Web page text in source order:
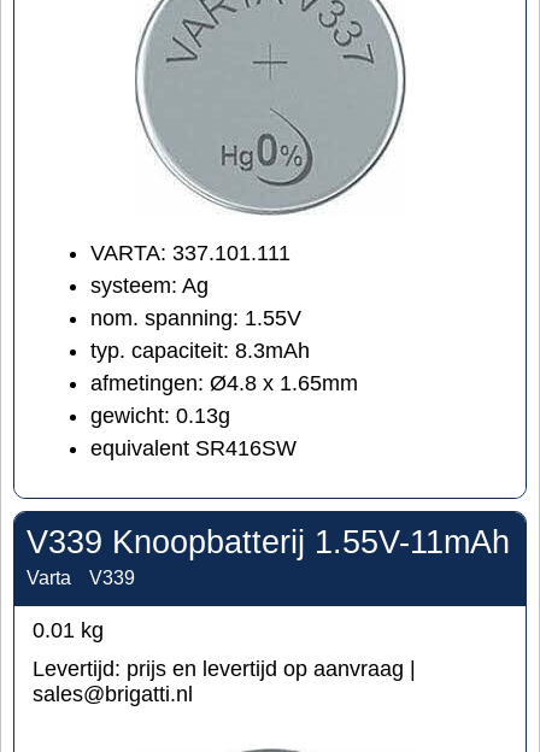
VARTA: 337.101.111
systeem: Ag
nom. spanning: 1.55V
typ. capaciteit: 8.3mAh
afmetingen: Ø4.8 x 1.65mm
gewicht: 0.13g
equivalent SR416SW
V339 Knoopbatterij 1.55V-11mAh
Varta V339
0.01 kg
Levertijd: prijs en levertijd op aanvraag |
sales@brigatti.nl